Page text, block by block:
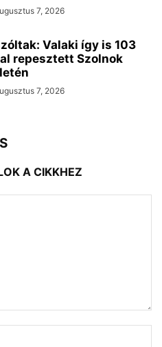
7, 2026
Valaki így is 103
repesztett Szolnok
7, 2026
A CIKKHEZ